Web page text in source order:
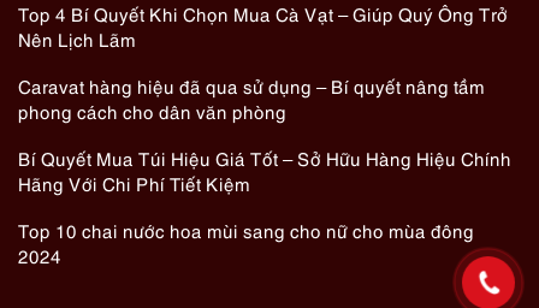
Top 4 Bí Quyết Khi Chọn Mua Cà Vạt – Giúp Quý Ông Trở
Nên Lịch Lãm
Caravat hàng hiệu đã qua sử dụng – Bí quyết nâng tầm
phong cách cho dân văn phòng
Bí Quyết Mua Túi Hiệu Giá Tốt – Sở Hữu Hàng Hiệu Chính
Hãng Với Chi Phí Tiết Kiệm
Top 10 chai nước hoa mùi sang cho nữ cho mùa đông
2024